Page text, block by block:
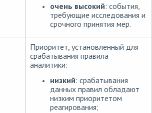
очень высокий: события,
требующие исследования и
срочного принятия мер.
Приоритет, установленный для
срабатывания правила
аналитики:
низкий: срабатывания
данных правил обладают
низким приоритетом
реагирования;